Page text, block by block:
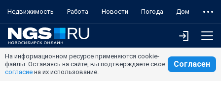
Недвижимость Работа Новости Погода Дом
На информационном ресурсе применяются cookie-
файлы. Оставаясь на сайте, вы подтверждаете свое
согласие на их использование.
Согласен